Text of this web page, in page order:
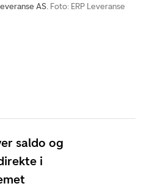
AS. Foto: ERP Leveranse
saldo og
i